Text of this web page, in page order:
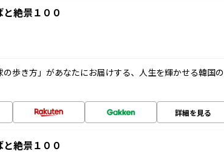
絶景１００
歩き方」があなたにお届けする、人生を輝かせる韓国の
詳細を見る
絶景１００